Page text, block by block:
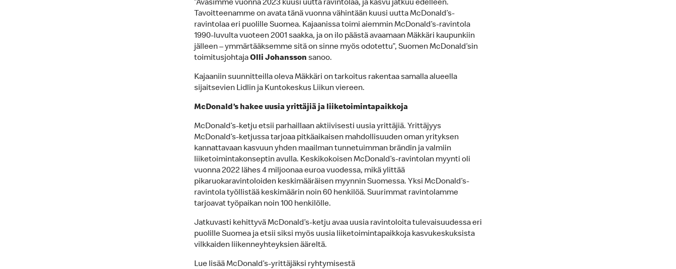
”Avasimme vuonna 2023 kuusi uutta ravintolaa, ja kasvu jatkuu edelleen.
Tavoitteenamme on avata tänä vuonna vähintään kuusi uutta McDonald’s-
ravintolaa eri puolille Suomea. Kajaanissa toimi aiemmin McDonald’s-ravintola
1990-luvulta vuoteen 2001 saakka, ja on ilo päästä avaamaan Mäkkäri kaupunkiin
jälleen – ymmärtääksemme sitä on sinne myös odotettu”, Suomen McDonald’sin
toimitusjohtajaOlli Johansson sanoo.
Kajaaniin suunnitteilla oleva Mäkkäri on tarkoitus rakentaa samalla alueella
sijaitsevien Lidlin ja Kuntokeskus Liikun viereen.
McDonald’s hakee uusia yrittäjiä ja liiketoimintapaikkoja
McDonald’s-ketju etsii parhaillaan aktiivisesti uusia yrittäjiä. Yrittäjyys
McDonald’s-ketjussa tarjoaa pitkäaikaisen mahdollisuuden oman yrityksen
kannattavaan kasvuun yhden maailman tunnetuimman brändin ja valmiin
liiketoimintakonseptin avulla. Keskikokoisen McDonald’s-ravintolan myynti oli
vuonna 2022 lähes 4 miljoonaa euroa vuodessa, mikä ylittää
pikaruokaravintoloiden keskimääräisen myynnin Suomessa. Yksi McDonald’s-
ravintola työllistää keskimäärin noin 60 henkilöä. Suurimmat ravintolamme
tarjoavat työpaikan noin 100 henkilölle.
Jatkuvasti kehittyvä McDonald’s-ketju avaa uusia ravintoloita tulevaisuudessa eri
puolille Suomea ja etsii siksi myös uusia liiketoimintapaikkoja kasvukeskuksista
vilkkaiden liikenneyhteyksien ääreltä.
Lue lisää McDonald’s-yrittäjäksi ryhtymisestä